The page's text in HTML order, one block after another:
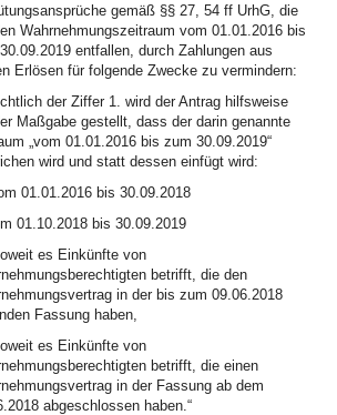
gemäß §§ 27, 54 ff UrhG, die
Wahrnehmungszeitraum vom 01.01.2016 bis
entfallen, durch Zahlungen aus
Erlösen für folgende Zwecke zu vermindern:
der Ziffer 1. wird der Antrag hilfsweise
Maßgabe gestellt, dass der darin genannte
„vom 01.01.2016 bis zum 30.09.2019“
wird und statt dessen einfügt wird:
01.01.2016 bis 30.09.2018
01.10.2018 bis 30.09.2019
es Einkünfte von
betrifft, die den
in der bis zum 09.06.2018
Fassung haben,
es Einkünfte von
betrifft, die einen
in der Fassung ab dem
abgeschlossen haben.“